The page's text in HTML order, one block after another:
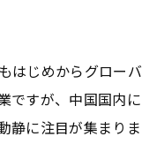
はじめからグローバ
ですが、中国国内に
静に注目が集まりま